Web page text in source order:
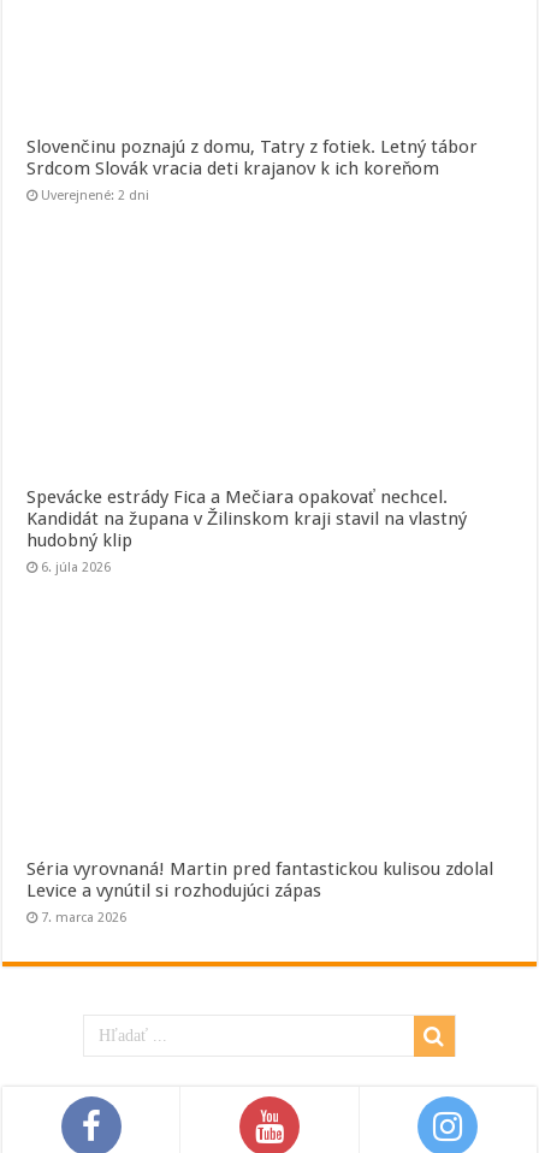
Slovenčinu poznajú z domu, Tatry z fotiek. Letný tábor
Srdcom Slovák vracia deti krajanov k ich koreňom
Uverejnené: 2 dni
Spevácke estrády Fica a Mečiara opakovať nechcel.
Kandidát na župana v Žilinskom kraji stavil na vlastný
hudobný klip
6. júla 2026
Séria vyrovnaná! Martin pred fantastickou kulisou zdolal
Levice a vynútil si rozhodujúci zápas
7. marca 2026